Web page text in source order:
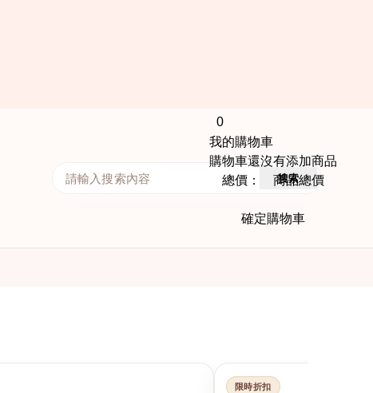
0
我的購物車
購物車還沒有添加商品
總價： 商品總價
確定購物車
搜索
限時折扣